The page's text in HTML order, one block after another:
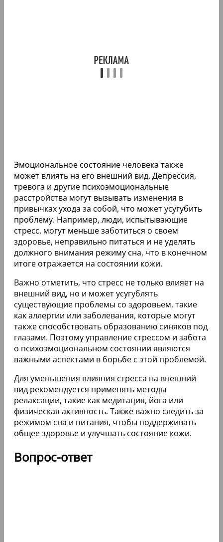
Эмоциональное состояние человека также
может влиять на его внешний вид. Депрессия,
тревога и другие психоэмоциональные
расстройства могут вызывать изменения в
привычках ухода за собой, что может усугубить
проблему. Например, люди, испытывающие
стресс, могут меньше заботиться о своем
здоровье, неправильно питаться и не уделять
должного внимания режиму сна, что в конечном
итоге отражается на состоянии кожи.
Важно отметить, что стресс не только влияет на
внешний вид, но и может усугублять
существующие проблемы со здоровьем, такие
как аллергии или заболевания, которые могут
также способствовать образованию синяков под
глазами. Поэтому управление стрессом и забота
о психоэмоциональном состоянии являются
важными аспектами в борьбе с этой проблемой.
Для уменьшения влияния стресса на внешний
вид рекомендуется применять методы
релаксации, такие как медитация, йога или
физическая активность. Также важно следить за
режимом сна и питания, чтобы поддерживать
общее здоровье и улучшать состояние кожи.
Вопрос-ответ